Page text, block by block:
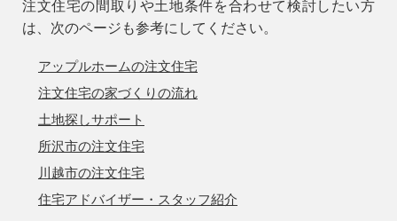
注文住宅の間取りや土地条件を合わせて検討したい方
は、次のページも参考にしてください。
アップルホームの注文住宅
注文住宅の家づくりの流れ
土地探しサポート
所沢市の注文住宅
川越市の注文住宅
住宅アドバイザー・スタッフ紹介